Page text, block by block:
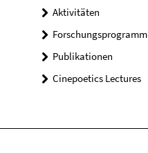
Aktivitäten
Forschungsprogramm
Publikationen
Cinepoetics Lectures